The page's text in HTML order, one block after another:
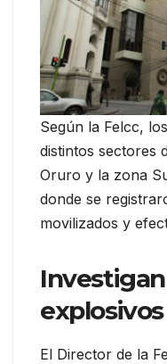
Según la Felcc,
distintos sectores
Oruro y la zona
donde se
movilizados y
explosivos
El Director de la